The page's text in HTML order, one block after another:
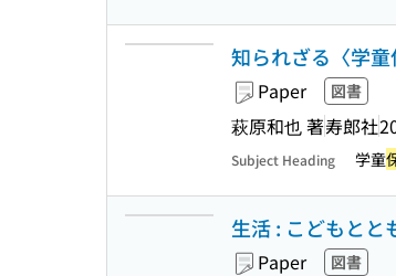
知られざる〈学
Paper 図書
萩原和也 著寿郎社
Subject Heading 学童
生活 : こどもとと
Paper 図書